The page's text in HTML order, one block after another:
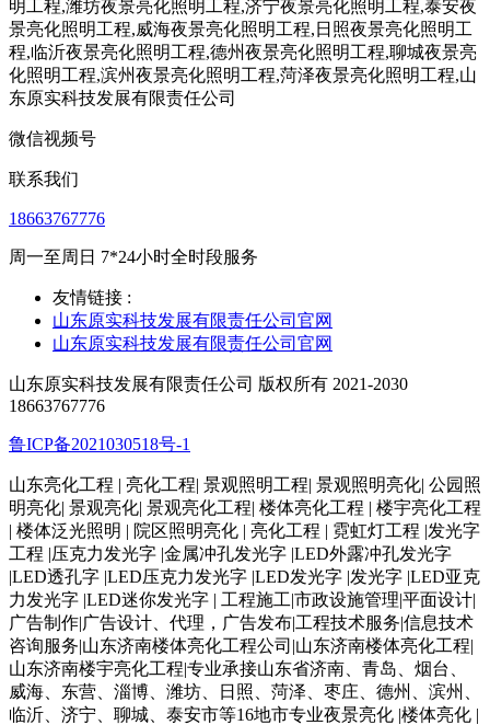
微信视频号
联系我们
18663767776
周一至周日 7*24小时全时段服务
友情链接 :
山东原实科技发展有限责任公司官网
山东原实科技发展有限责任公司官网
山东原实科技发展有限责任公司 版权所有 2021-2030
18663767776
鲁ICP备2021030518号-1
山东亮化工程 | 亮化工程| 景观照明工程| 景观照明亮化| 公园照
明亮化| 景观亮化| 景观亮化工程| 楼体亮化工程 | 楼宇亮化工程
| 楼体泛光照明 | 院区照明亮化 | 亮化工程 | 霓虹灯工程 |发光字
工程 |压克力发光字 |金属冲孔发光字 |LED外露冲孔发光字
|LED透孔字 |LED压克力发光字 |LED发光字 |发光字 |LED亚克
力发光字 |LED迷你发光字 | 工程施工|市政设施管理|平面设计|
广告制作|广告设计、代理，广告发布|工程技术服务|信息技术
咨询服务|山东济南楼体亮化工程公司|山东济南楼体亮化工程|
山东济南楼宇亮化工程|专业承接山东省济南、青岛、烟台、
威海、东营、淄博、潍坊、日照、菏泽、枣庄、德州、滨州、
临沂、济宁、聊城、泰安市等16地市专业夜景亮化 |楼体亮化 |